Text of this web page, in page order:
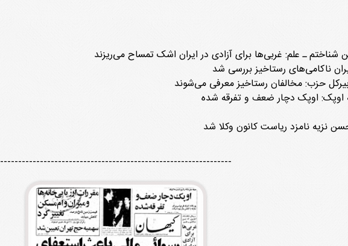
شناختم ـ علم: غربی‌ها برای آزادی در ایران اشک تمساح می‌ریزند
ناکامی‌های رستاخیز بررسی شد
حزب: مخالفان رستاخیز معرفی می‌شوند
اوپک: اوپک دچار ضعف و تفرقه شده
نزیه نامزد ریاست کانون وکلا شد
----------------------------------------------------------------